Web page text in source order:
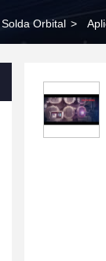
Orbital >